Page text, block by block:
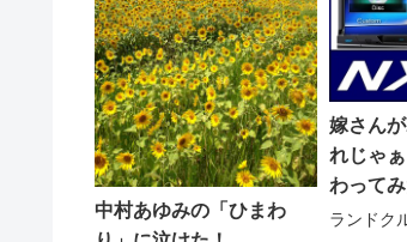
中村あゆみの「ひまわ
嫁さん
れじゃ
わってみ
ランドク